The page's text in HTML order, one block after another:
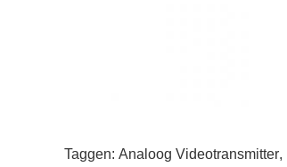
Taggen: Analoog Videotransmitter,